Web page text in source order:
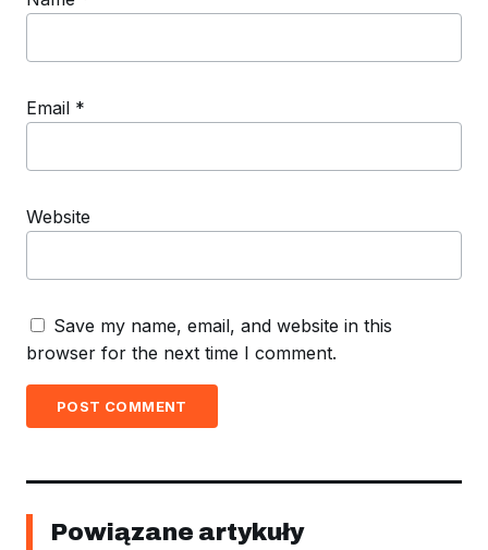
Email *
Website
Save my name, email, and website in this
browser for the next time I comment.
POST COMMENT
Powiązane artykuły